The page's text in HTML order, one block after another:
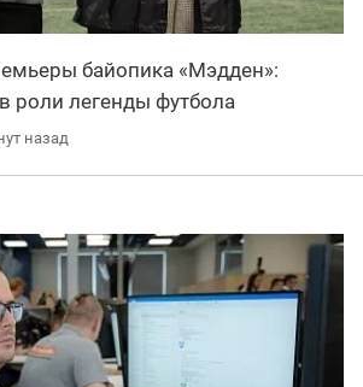
байопика «Мэдден»:
роли легенды футбола
назад